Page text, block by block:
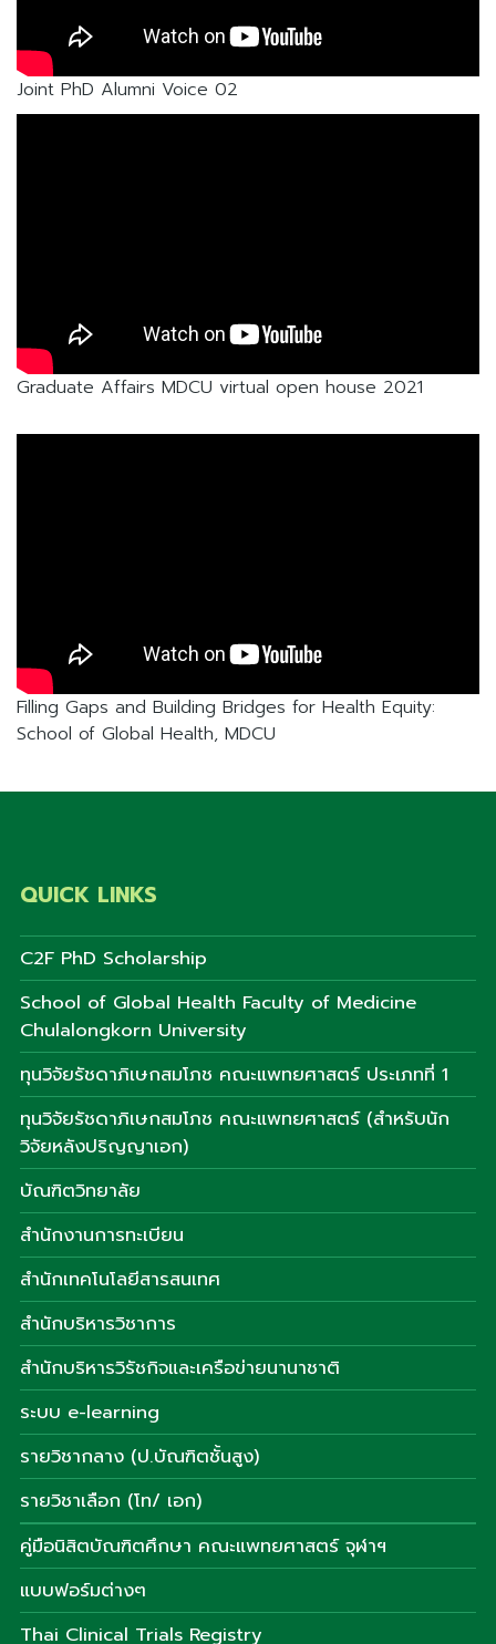
Joint PhD Alumni Voice 02
Graduate Affairs MDCU virtual open house 2021
Filling Gaps and Building Bridges for Health Equity:
School of Global Health, MDCU
QUICK LINKS
C2F PhD Scholarship
School of Global Health Faculty of Medicine
Chulalongkorn University
ทุนวิจัยรัชดาภิเษกสมโภช คณะแพทยศาสตร์ ประเภทที่ 1
ทุนวิจัยรัชดาภิเษกสมโภช คณะแพทยศาสตร์ (สำหรับนัก
วิจัยหลังปริญญาเอก)
บัณฑิตวิทยาลัย
สำนักงานการทะเบียน
สำนักเทคโนโลยีสารสนเทศ
สำนักบริหารวิชาการ
สำนักบริหารวิรัชกิจและเครือข่ายนานาชาติ
ระบบ e-learning
รายวิชากลาง (ป.บัณฑิตชั้นสูง)
รายวิชาเลือก (โท/ เอก)
คู่มือนิสิตบัณฑิตศึกษา คณะแพทยศาสตร์ จุฬาฯ
แบบฟอร์มต่างๆ
Thai Clinical Trials Registry